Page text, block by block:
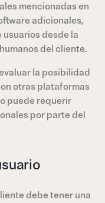
mencionadas en
adicionales,
desde la
del cliente.
la posibilidad
otras plataformas
puede requerir
por parte del
debe tener una